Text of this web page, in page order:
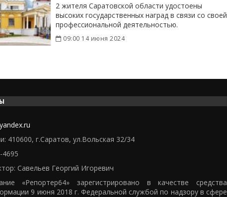
2 жителя Саратовской области удостоены
высоких государственных наград в связи со своей
профессиональной деятельностью.
09:00 14 июня 2024
410600, г.Саратов, ул.Вольская 32/34
4695
Савельев Георгий Игоревич
«Репортер64» зарегистрировано в качестве средства
9 июня 2018 г. Федеральной службой по надзору в сфере